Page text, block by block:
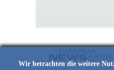
Wir betrachten die weitere